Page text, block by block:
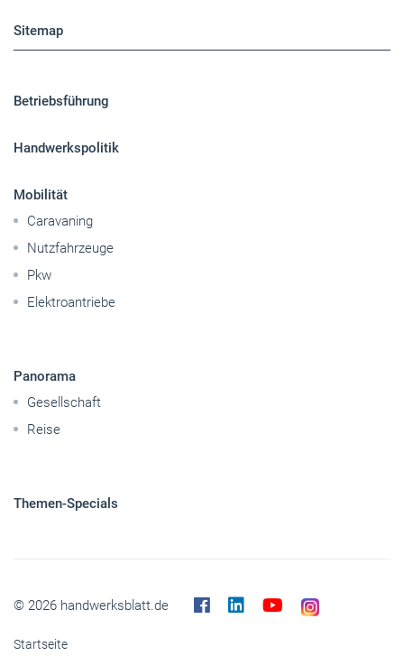
Sitemap
Betriebsführung
Handwerkspolitik
Mobilität
Caravaning
Nutzfahrzeuge
Pkw
Elektroantriebe
Panorama
Gesellschaft
Reise
Themen-Specials
© 2026 handwerksblatt.de
Startseite